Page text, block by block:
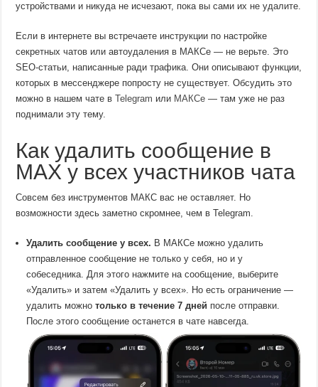
устройствами и никуда не исчезают, пока вы сами их не удалите.
Если в интернете вы встречаете инструкции по настройке
секретных чатов или автоудаления в МАКСе — не верьте. Это
SEO-статьи, написанные ради трафика. Они описывают функции,
которых в мессенджере попросту не существует. Обсудить это
можно в нашем чате вTelegram или МАКСе — там уже не раз
поднимали эту тему.
Как удалить сообщение в
MAX у всех участников чата
Совсем без инструментов МАКС вас не оставляет. Но
возможности здесь заметно скромнее, чем в Telegram.
Удалить сообщение у всех. В МАКСе можно удалить
отправленное сообщение не только у себя, но и у
собеседника. Для этого нажмите на сообщение, выберите
«Удалить» и затем «Удалить у всех». Но есть ограничение —
удалить можнотолько в течение 7 дней после отправки.
После этого сообщение останется в чате навсегда.